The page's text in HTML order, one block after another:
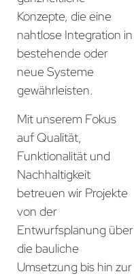
Konzepte, die eine
nahtlose Integration in
bestehende oder
neue Systeme
gewährleisten.
Mit unserem Fokus
auf Qualität,
Funktionalität und
Nachhaltigkeit
betreuen wir Projekte
von der
Entwurfsplanung über
die bauliche
Umsetzung bis hin zur